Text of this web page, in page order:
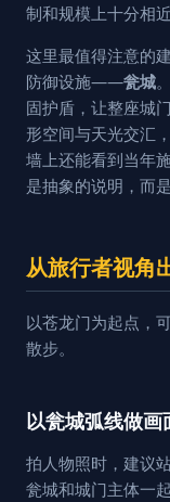
制和规模上十分相
这里最值得注意的
防御设施——瓮城
固护盾，让整座城
形空间与天光交汇
墙上还能看到当年
是抽象的说明，而
从旅行者视角
以苍龙门为起点，
散步。
以瓮城弧线做画
拍人物照时，建议
瓮城和城门主体一